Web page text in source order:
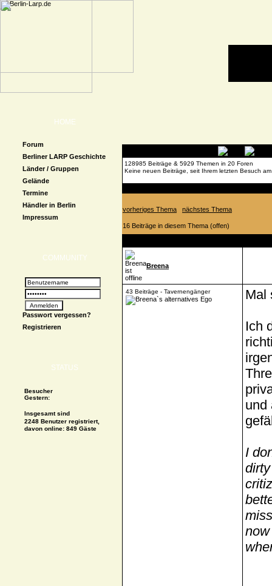
HOME
Forum
Berliner LARP Geschichte
Länder / Gruppen
Gelände
Termine
Händler in Berlin
Impressum
COMMUNITY
Passwort vergessen?
Registrieren
STATUS
Besucher
Gestern:
Insgesamt sind
2248 Benutzer registriert,
davon online: 849 Gäste
128985 Beiträge & 5929 Themen in 20 Foren
Keine neuen Beiträge, seit Ihrem letzten Besuch
vorheriges Thema nächstes Thema
16 Beiträge in diesem Thema (offen)
Breena
43 Beiträge - Tavernengänger Mal
Ich
und
I